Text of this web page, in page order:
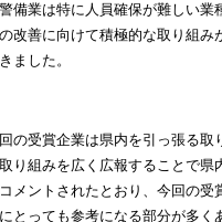
備業は特に人員確保が難しい業
改善に向けて積極的な取り組み
ました。
の受賞企業は県内を引っ張る取
り組みを広く広報することで県
メントされたとおり、今回の受
とっても参考になる部分が多く